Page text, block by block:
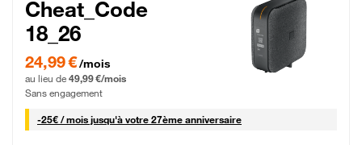
Cheat_Code
18_26
24,99 € par mois pendant 0 mois puis 49,99 € par mois, Sans engagement
24,99 €/mois
au lieu de 49,99 €/mois
Sans engagement
-25€ / mois25 € par mois
jusqu'à votre 27ème anniversaire